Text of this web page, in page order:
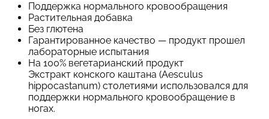
Поддержка нормального кровообращения
Растительная добавка
Без глютена
Гарантированное качество — продукт прошел
лабораторные испытания
На 100% вегетарианский продукт
Экстракт конского каштана (Aesculus
hippocastanum) столетиями использовался для
поддержки нормального кровообращение в
ногах.